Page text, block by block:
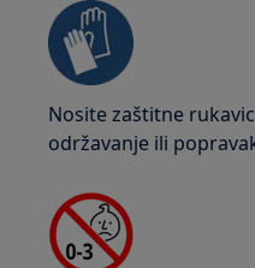
Nosite zaštitne
održavanje ili